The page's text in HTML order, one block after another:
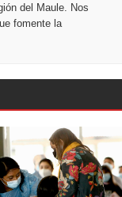
del Maule. Nos
fomente la